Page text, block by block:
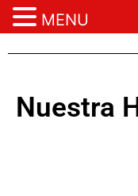
Nuestra
MENU